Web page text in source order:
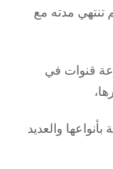
تنتهي مدته مع
قنوات في
والعديد